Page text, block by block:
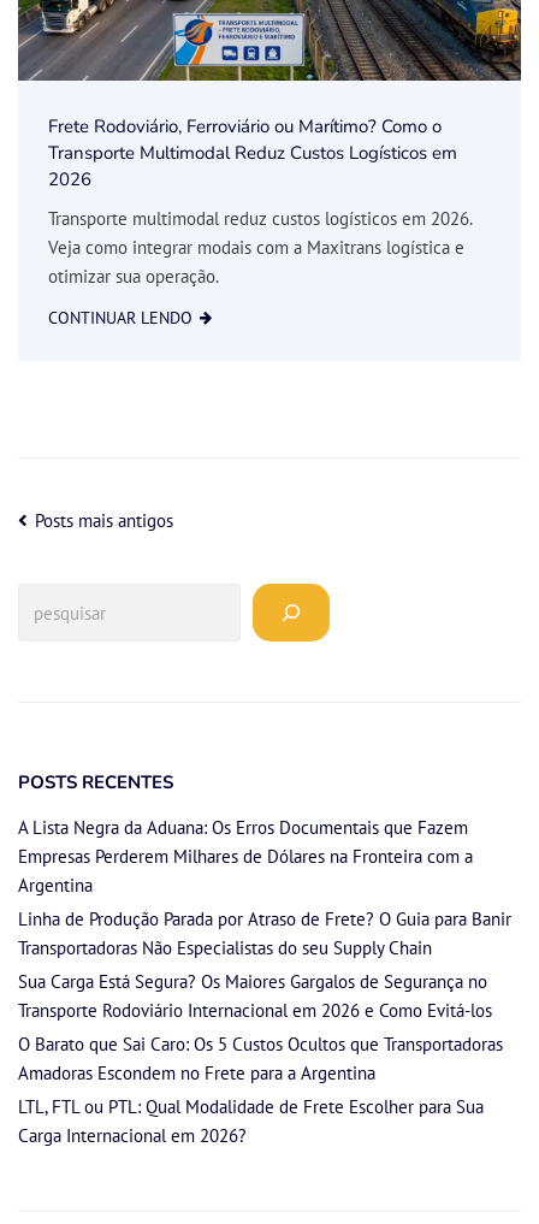
Frete Rodoviário, Ferroviário ou Marítimo? Como o
Transporte Multimodal Reduz Custos Logísticos em
2026
Transporte multimodal reduz custos logísticos em 2026.
Veja como integrar modais com a Maxitrans logística e
otimizar sua operação.
CONTINUAR LENDO
Posts mais antigos
POSTS RECENTES
A Lista Negra da Aduana: Os Erros Documentais que Fazem
Empresas Perderem Milhares de Dólares na Fronteira com a
Argentina
Linha de Produção Parada por Atraso de Frete? O Guia para Banir
Transportadoras Não Especialistas do seu Supply Chain
Sua Carga Está Segura? Os Maiores Gargalos de Segurança no
Transporte Rodoviário Internacional em 2026 e Como Evitá-los
O Barato que Sai Caro: Os 5 Custos Ocultos que Transportadoras
Amadoras Escondem no Frete para a Argentina
LTL, FTL ou PTL: Qual Modalidade de Frete Escolher para Sua
Carga Internacional em 2026?